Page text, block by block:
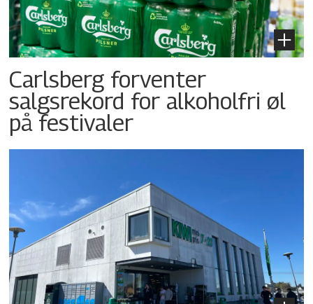
Carlsberg forventer
salgsrekord for alkoholfri øl
på festivaler